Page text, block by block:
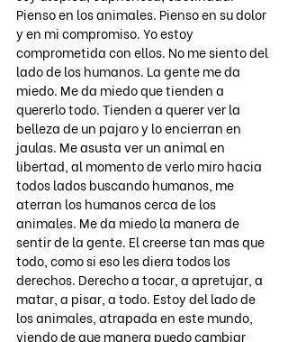
Pienso en los animales. Pienso en su dolor
y en mi compromiso. Yo estoy
comprometida con ellos. No me siento del
lado de los humanos. La gente me da
miedo. Me da miedo que tienden a
quererlo todo. Tienden a querer ver la
belleza de un pajaro y lo encierran en
jaulas. Me asusta ver un animal en
libertad, al momento de verlo miro hacia
todos lados buscando humanos, me
aterran los humanos cerca de los
animales. Me da miedo la manera de
sentir de la gente. El creerse tan mas que
todo, como si eso les diera todos los
derechos. Derecho a tocar, a apretujar, a
matar, a pisar, a todo. Estoy del lado de
los animales, atrapada en este mundo,
viendo de que manera puedo cambiar